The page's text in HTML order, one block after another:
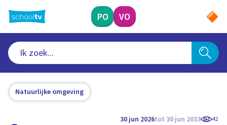
naar
hoofdinhoud
PO VO
Natuurlijke omgeving
30 jun 2026tot 30 jun 2033 42